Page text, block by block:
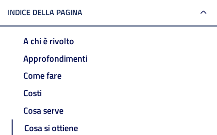
INDICE DELLA PAGINA
A chi è rivolto
Approfondimenti
Come fare
Costi
Cosa serve
Cosa si ottiene